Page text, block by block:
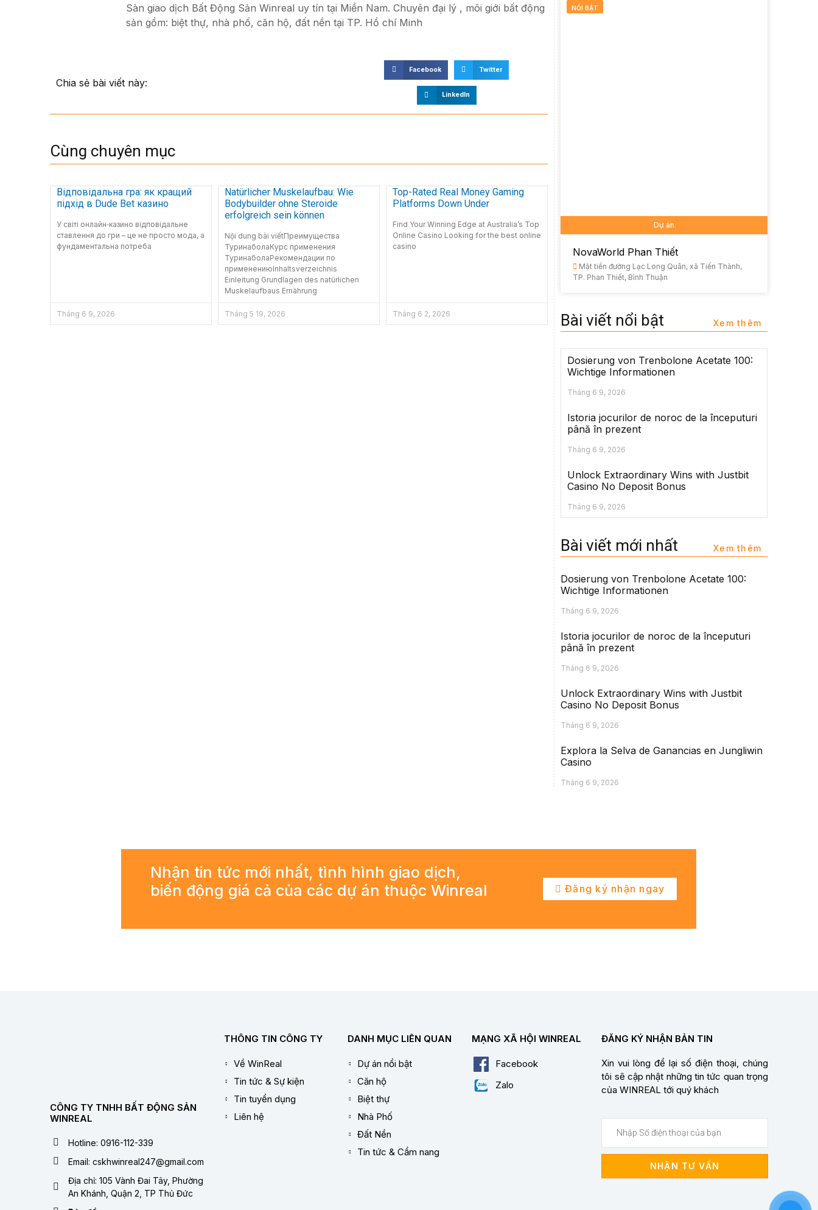
Sàn giao dịch Bất Động Sản Winreal uy tín tại Miền Nam. Chuyên đại lý , môi giới bất động
sản gồm: biệt thự, nhà phố, căn hộ, đất nền tại TP. Hồ chí Minh
Chia sẻ bài viết này:
Facebook Twitter
LinkedIn
Cùng chuyên mục
Відповідальна гра: як кращий
підхід в Dude Bet казино
У світі онлайн‑казино відповідальне
ставлення до гри – це не просто мода, а
фундаментальна потреба
Tháng 6 9, 2026
Natürlicher Muskelaufbau: Wie
Bodybuilder ohne Steroide
erfolgreich sein können
Nội dung bài viếtПреимущества
ТуринаболаКурс применения
ТуринаболаРекомендации по
применениюInhaltsverzeichnis
Einleitung Grundlagen des natürlichen
Muskelaufbaus Ernährung
Tháng 5 19, 2026
Top-Rated Real Money Gaming
Platforms Down Under
Find Your Winning Edge at Australia’s Top
Online Casino Looking for the best online
casino
Tháng 6 2, 2026
NỔI BẬT
Dự án
NovaWorld Phan Thiết
Mặt tiền đường Lạc Long Quân, xã Tiến Thành,
TP. Phan Thiết, Bình Thuận
Bài viết nổi bật Xem thêm
Dosierung von Trenbolone Acetate 100:
Wichtige Informationen
Tháng 6 9, 2026
Istoria jocurilor de noroc de la începuturi
până în prezent
Tháng 6 9, 2026
Unlock Extraordinary Wins with Justbit
Casino No Deposit Bonus
Tháng 6 9, 2026
Bài viết mới nhất Xem thêm
Dosierung von Trenbolone Acetate 100:
Wichtige Informationen
Tháng 6 9, 2026
Istoria jocurilor de noroc de la începuturi
până în prezent
Tháng 6 9, 2026
Unlock Extraordinary Wins with Justbit
Casino No Deposit Bonus
Tháng 6 9, 2026
Explora la Selva de Ganancias en Jungliwin
Casino
Tháng 6 9, 2026
Nhận tin tức mới nhất, tình hình giao dịch,
biến động giá cả của các dự án thuộc Winreal
Đăng ký nhận ngay
CÔNG TY TNHH BẤT ĐỘNG SẢN
WINREAL
Hotline: 0916-112-339
Email: cskhwinreal247@gmail.com
Địa chỉ: 105 Vành Đai Tây, Phường
An Khánh, Quận 2, TP Thủ Đức
THÔNG TIN CÔNG TY
Về WinReal
Tin tức & Sự kiện
Tin tuyển dụng
Liên hệ
DANH MỤC LIÊN QUAN
Dự án nổi bật
Căn hộ
Biệt thự
Nhà Phố
Đất Nền
Tin tức & Cẩm nang
MẠNG XÃ HỘI WINREAL
Facebook
Zalo
ĐĂNG KÝ NHẬN BẢN TIN
Xin vui lòng để lại số điện thoại, chúng
tôi sẽ cập nhật những tin tức quan trọng
của WINREAL tới quý khách
NHẬN TƯ VẤN